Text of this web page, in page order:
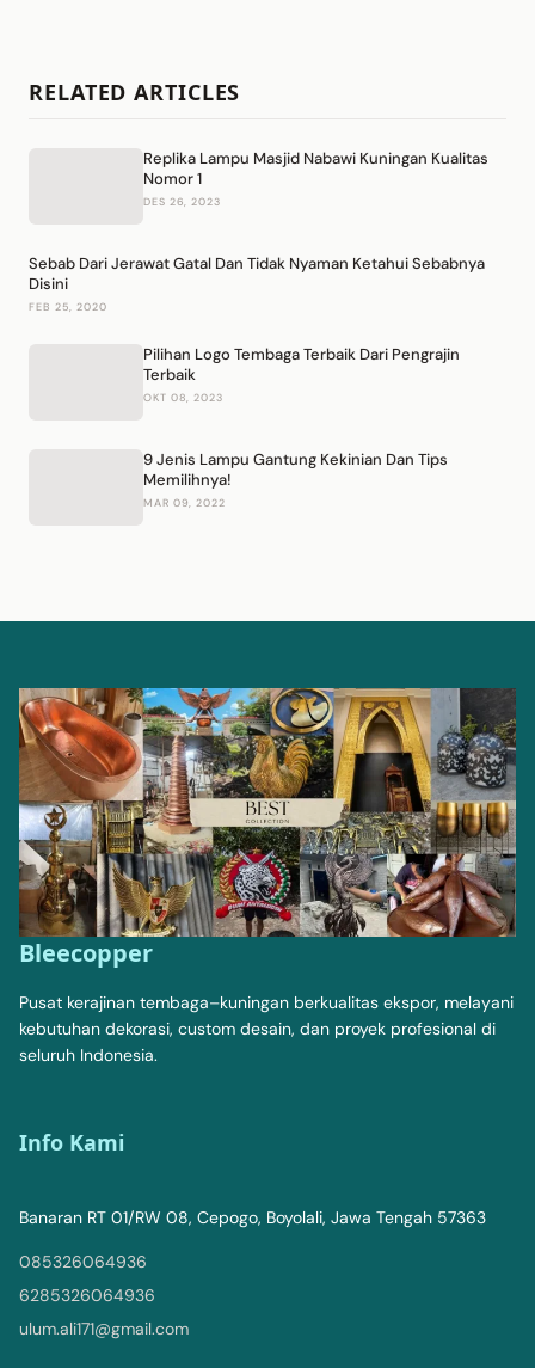
RELATED ARTICLES
Replika Lampu Masjid Nabawi Kuningan Kualitas
Nomor 1
DES 26, 2023
Sebab Dari Jerawat Gatal Dan Tidak Nyaman Ketahui Sebabnya
Disini
FEB 25, 2020
Pilihan Logo Tembaga Terbaik Dari Pengrajin
Terbaik
OKT 08, 2023
9 Jenis Lampu Gantung Kekinian Dan Tips
Memilihnya!
MAR 09, 2022
Bleecopper
Pusat kerajinan tembaga–kuningan berkualitas ekspor, melayani
kebutuhan dekorasi, custom desain, dan proyek profesional di
seluruh Indonesia.
Info Kami
Banaran RT 01/RW 08, Cepogo, Boyolali, Jawa Tengah 57363
085326064936
6285326064936
ulum.ali171@gmail.com